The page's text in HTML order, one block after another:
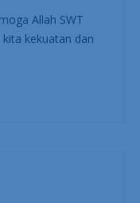
Allah SWT
kekuatan dan